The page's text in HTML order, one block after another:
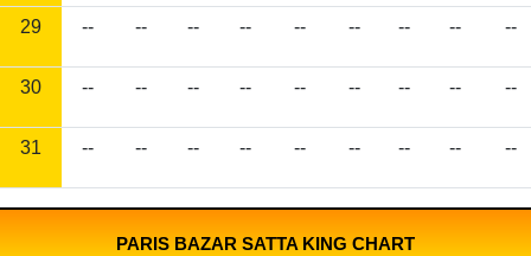
29 -- -- -- -- -- -- -- -- --
30 -- -- -- -- -- -- -- -- --
31 -- -- -- -- -- -- -- -- --
PARIS BAZAR SATTA KING CHART